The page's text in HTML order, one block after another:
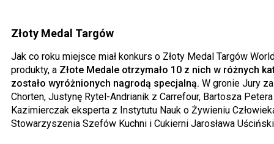
Złoty Medal Targów
Jak co roku miejsce miał konkurs o Złoty Medal Targów
produkty, a Złote Medale otrzymało 10 z nich w różnych
zostało wyróżnionych nagrodą specjalną. W gronie Jury
Chorten, Justynę Rytel-Andrianik z Carrefour, Bartosza
Kazimierczak eksperta z Instytutu Nauk o Żywieniu
Stowarzyszenia Szefów Kuchni i Cukierni Jarosława